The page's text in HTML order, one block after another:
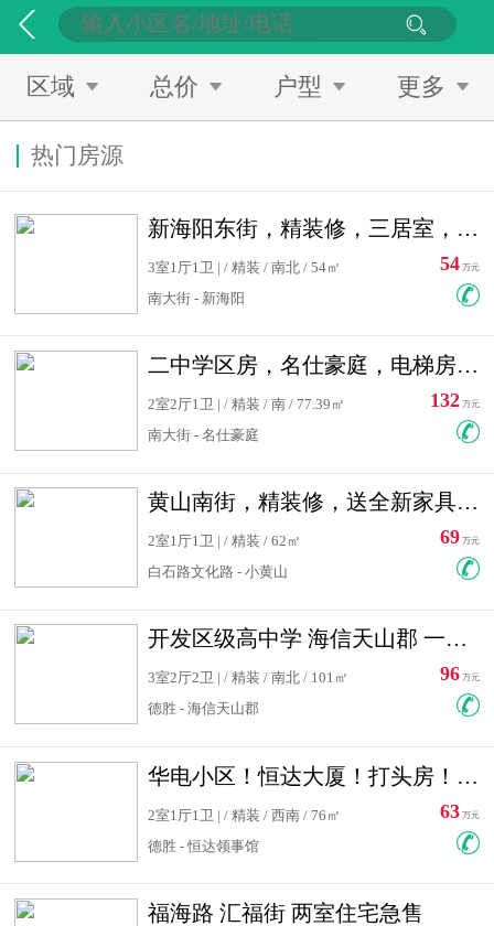
区域 总价 户型 更多
热门房源
新海阳东街，精装修，三居室，南北通透，拎包入住，单价低
3室1厅1卫 | / 精装 / 南北 / 54㎡
南大街 - 新海阳
54 万元
二中学区房，名仕豪庭，电梯房，双南卧室，单价低，急售
2室2厅1卫 | / 精装 / 南 / 77.39㎡
南大街 - 名仕豪庭
132 万元
黄山南街，精装修，送全新家具，看房有钥匙，实用面积大
2室1厅1卫 | / 精装 / 62㎡
白石路文化路 - 小黄山
69 万元
开发区级高中学 海信天山郡 一手合同没有税！ 送车位
3室2厅2卫 | / 精装 / 南北 / 101㎡
德胜 - 海信天山郡
96 万元
华电小区！恒达大厦！打头房！精装修！可低首付！随时看房！
2室1厅1卫 | / 精装 / 西南 / 76㎡
德胜 - 恒达领事馆
63 万元
福海路 汇福街 两室住宅急售